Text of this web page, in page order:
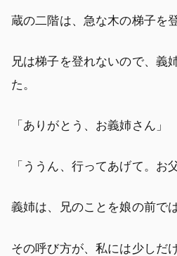
蔵の二階は、急な木の梯子を
兄は梯子を登れないので、義
た。
「ありがとう、お義姉さん」
「ううん、行ってあげて。お
義姉は、兄のことを娘の前で
その呼び方が、私には少しだ